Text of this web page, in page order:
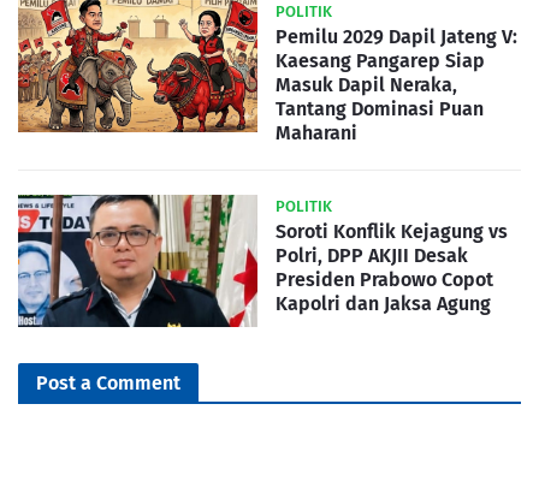
POLITIK
Pemilu 2029 Dapil Jateng V:
Kaesang Pangarep Siap
Masuk Dapil Neraka,
Tantang Dominasi Puan
Maharani
POLITIK
Soroti Konflik Kejagung vs
Polri, DPP AKJII Desak
Presiden Prabowo Copot
Kapolri dan Jaksa Agung
Post a Comment